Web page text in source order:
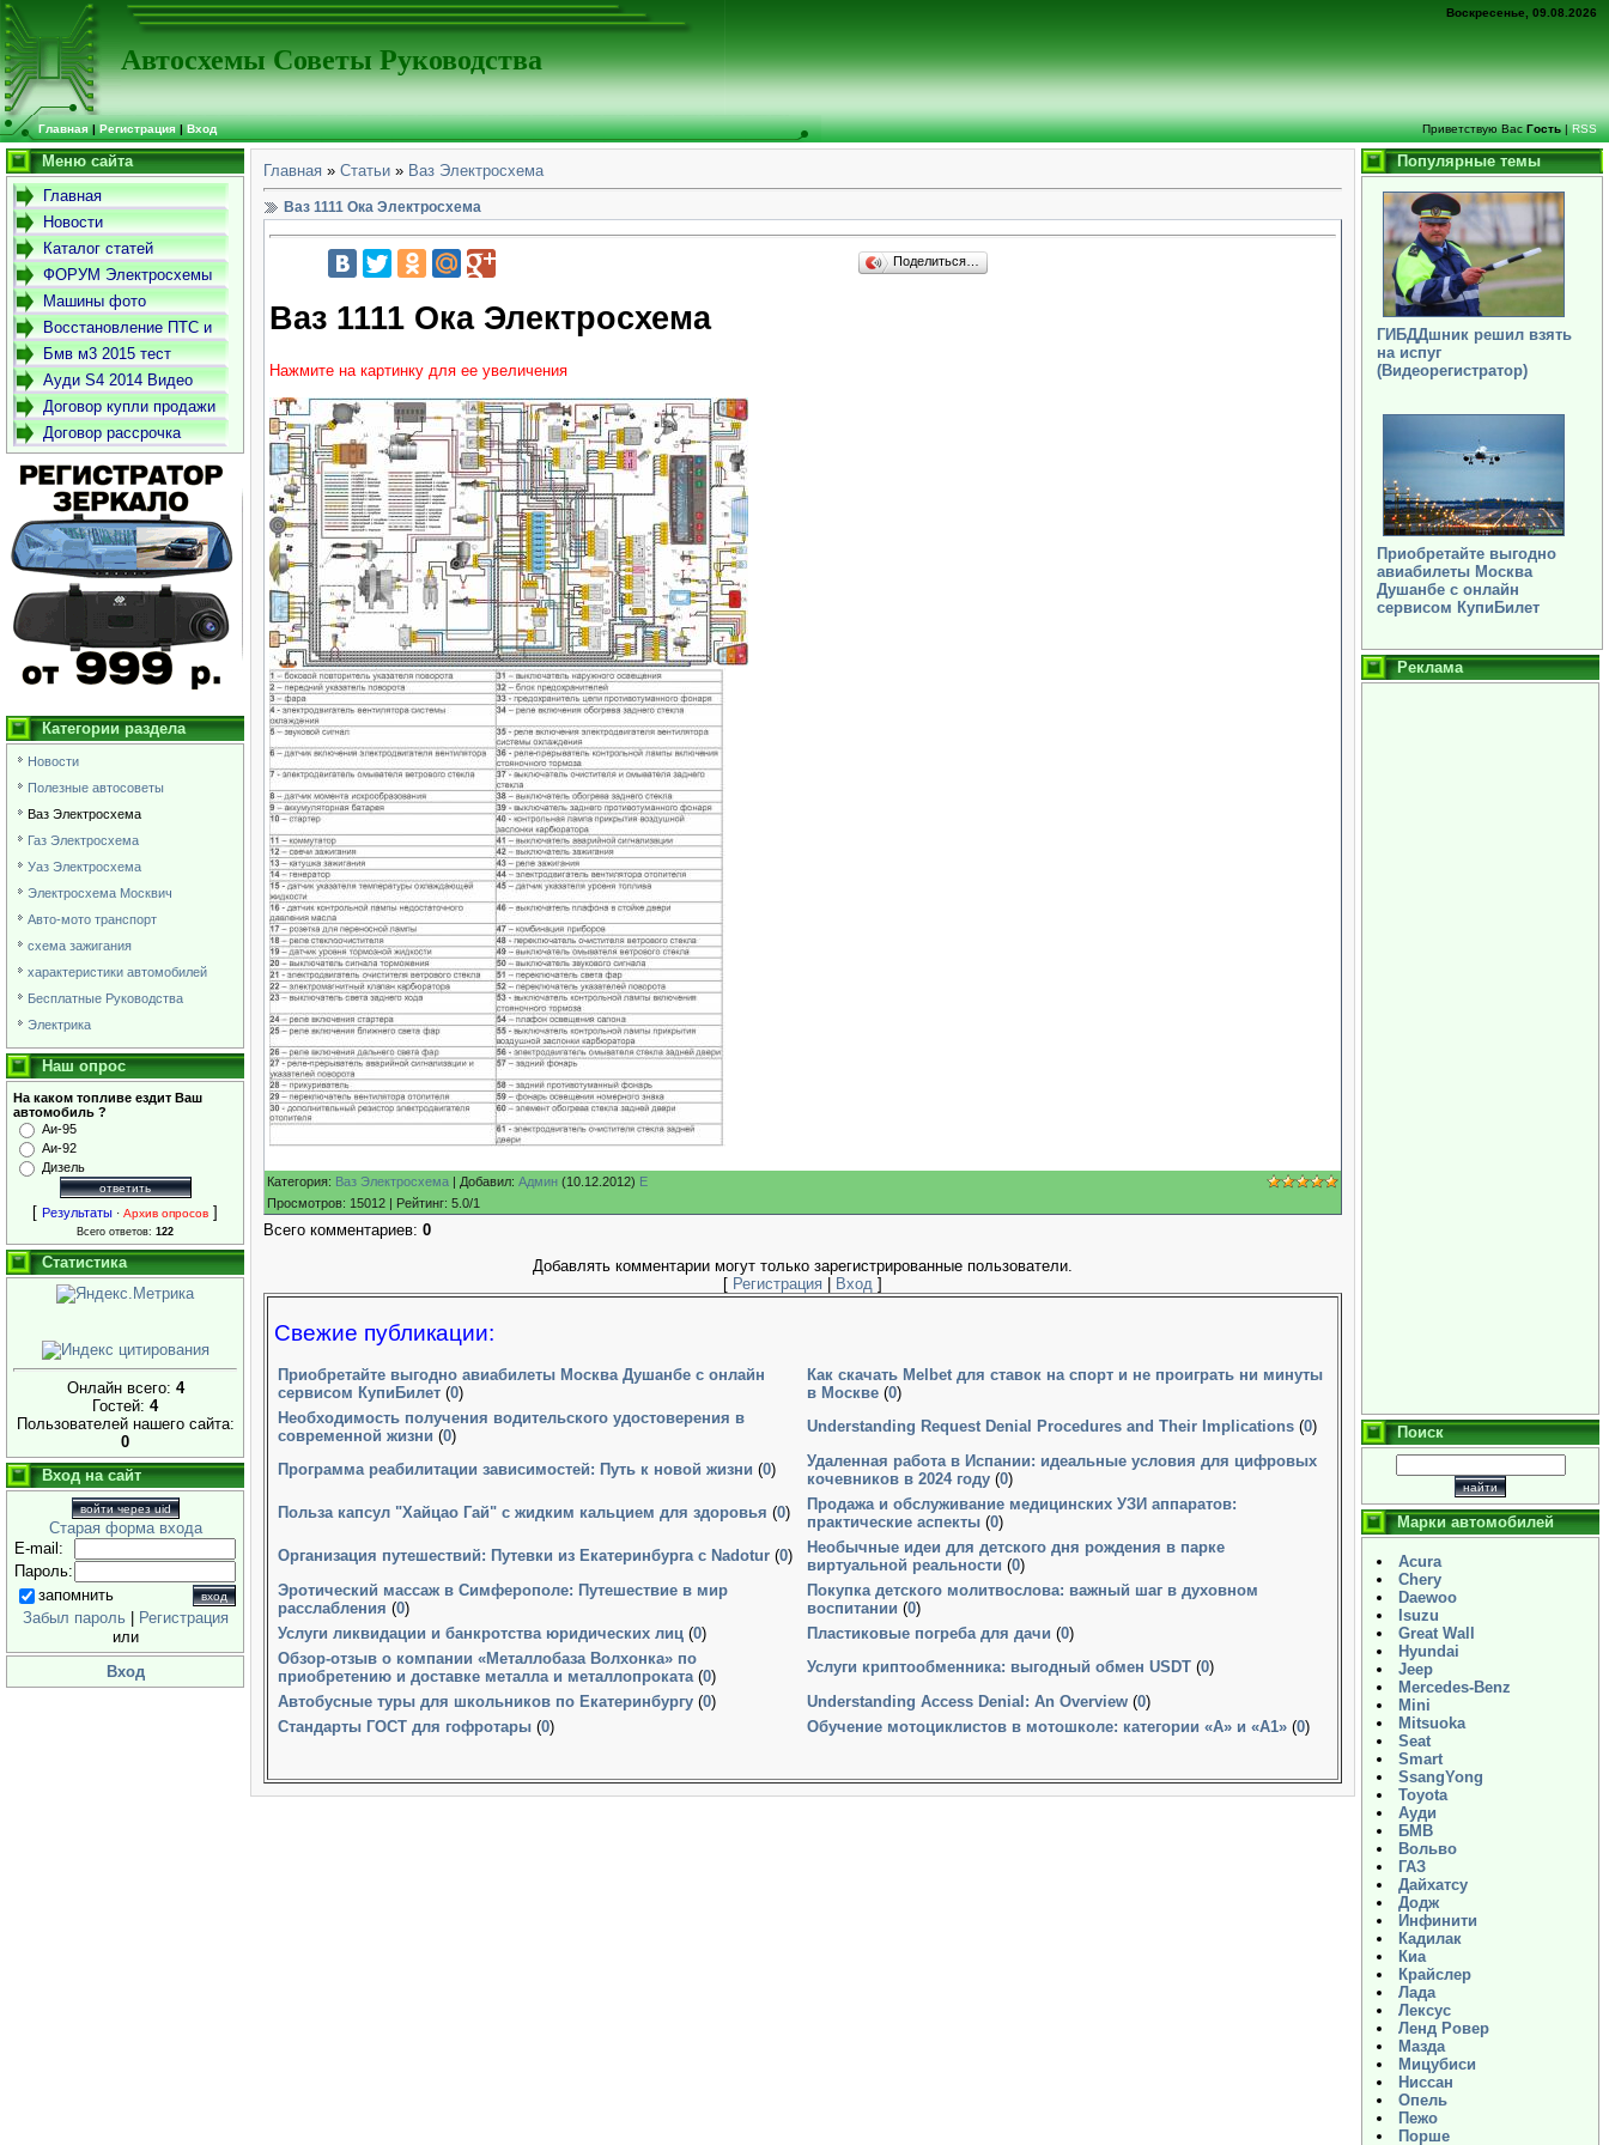
Воскресенье, 09.08.2026
Автосхемы Советы Руководства
Главная|Регистрация|Вход Приветствую Вас Гость|RSS
Меню сайта
Главная
Новости
Каталог статей
ФОРУМ Электросхемы
-Советы- Руководства
Машины фото
Восстановление ПТС и
СТСБмв м3 2015 тест
драйвАуди S4 2014 Видео
Договор купли продажи
автомобиля
Договор рассрочка
Категории раздела
Новости
Полезные автосоветы
Ваз Электросхема
Газ Электросхема
Уаз Электросхема
Электросхема Москвич
Авто-мото транспорт
схема зажигания
характеристики автомобилей
Бесплатные Руководства
Электрика
Наш опрос
На каком топливе ездит Ваш
автомобиль ?
Аи-95
Аи-92
Дизель
[ Результаты · Архив опросов ]
Всего ответов: 122
Статистика
Онлайн всего: 4
Гостей: 4
Пользователей нашего сайта:
0
Вход на сайт
войти через uid
Старая форма входа
E-mail:
Пароль:
запомнить
Забыл пароль
Регистрация
или
Вход
Главная » Статьи » Ваз Электросхема
Ваз 1111 Ока Электросхема
Поделиться…
Ваз 1111 Ока Электросхема
Нажмите на картинку для ее увеличения
Категория: Ваз Электросхема Добавил: Админ (10.12.2012) E
Просмотров: 15012 Рейтинг: 5.0/1
Всего комментариев: 0
Добавлять комментарии могут только зарегистрированные пользователи.
[ Регистрация Вход ]
Свежие публикации:
Приобретайте выгодно авиабилеты Москва Душанбе с онлайн
сервисом КупиБилет (0)
Как скачать Melbet для ставок на спорт и не проиграть ни минуты
в Москве (0)
Необходимость получения водительского удостоверения в
современной жизни (0)
Understanding Request Denial Procedures and Their Implications (0)
Программа реабилитации зависимостей: Путь к новой жизни (0)
Удаленная работа в Испании: идеальные условия для цифровых
кочевников в 2024 году (0)
Польза капсул "Хайцао Гай" с жидким кальцием для здоровья (0)
Продажа и обслуживание медицинских УЗИ аппаратов:
практические аспекты (0)
Организация путешествий: Путевки из Екатеринбурга с Nadotur (0)
Необычные идеи для детского дня рождения в парке
виртуальной реальности (0)
Эротический массаж в Симферополе: Путешествие в мир
расслабления (0)
Покупка детского молитвослова: важный шаг в духовном
воспитании (0)
Услуги ликвидации и банкротства юридических лиц (0) Пластиковые погреба для дачи (0)
Обзор-отзыв о компании «Металлобаза Волхонка» по
приобретению и доставке металла и металлопроката (0)
Услуги криптообменника: выгодный обмен USDT (0)
Автобусные туры для школьников по Екатеринбургу (0) Understanding Access Denial: An Overview (0)
Стандарты ГОСТ для гофротары (0) Обучение мотоциклистов в мотошколе: категории «А» и «А1» (0)
Популярные темы
ГИБДДшник решил взять
на испуг
(Видеорегистратор)
Приобретайте выгодно
авиабилеты Москва
Душанбе с онлайн
сервисом КупиБилет
Реклама
Поиск
Марки автомобилей
Acura
Chery
Daewoo
Isuzu
Great Wall
Hyundai
Jeep
Mercedes-Benz
Mini
Mitsuoka
Seat
Smart
SsangYong
Toyota
Ауди
БМВ
Вольво
ГАЗ
Дайхатсу
Додж
Инфинити
Кадилак
Киа
Крайслер
Лада
Лексус
Ленд Ровер
Мазда
Мицубиси
Ниссан
Опель
Пежо
Порше